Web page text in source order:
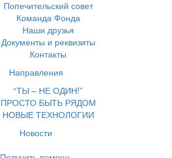
Попечительский совет
Команда Фонда
Наши друзья
Документы и реквизиты
Контакты
Направления
“ТЫ – НЕ ОДИН!”
ПРОСТО БЫТЬ РЯДОМ
НОВЫЕ ТЕХНОЛОГИИ
Новости